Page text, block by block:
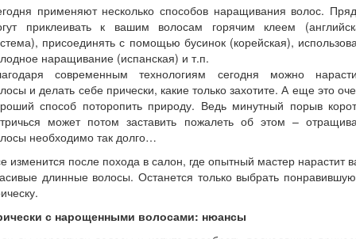
применяют несколько способов наращивания волос.
приклеивать к вашим волосам горячим клеем
присоединять с помощью бусинок (корейская),
наращивание (испанская) и т.п.
современным технологиям сегодня можно
и делать себе прически, какие только захотите. А еще это
способ поторопить природу. Ведь минутный порыв
может потом заставить пожалеть об этом –
необходимо так долго…
изменится после похода в салон, где опытный мастер нарастит
длинные волосы. Останется только выбрать
с нарощенными волосами: нюансы